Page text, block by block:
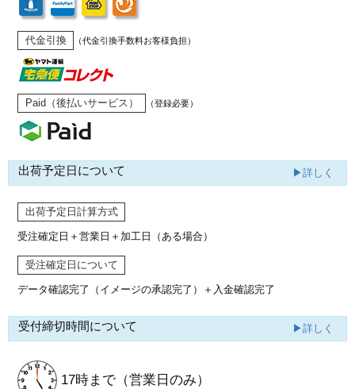
代金引換 （代金引換手数料お客様負担）
Paid（後払いサービス） （登録必要）
出荷予定日について ▶詳しく
出荷予定日計算方式
受注確定日＋営業日＋加工日（ある場合）
受注確定日について
データ確認完了（イメージの承認完了） ＋入金確認完了
受付締切時間について ▶詳しく
17時まで （営業日のみ）